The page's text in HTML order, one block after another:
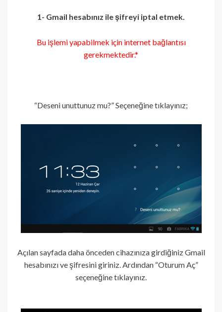
1- Gmail hesabınız ile şifreyi iptal etmek.
Bu işlemi yapabilmek için internet bağlantısı
gerekmektedir.*
“Deseni unuttunuz mu?” Seçeneğine tıklayınız;
Açılan sayfada daha önceden cihazınıza girdiğiniz Gmail
hesabınızı ve şifresini giriniz. Ardından “Oturum Aç”
seçeneğine tıklayınız.